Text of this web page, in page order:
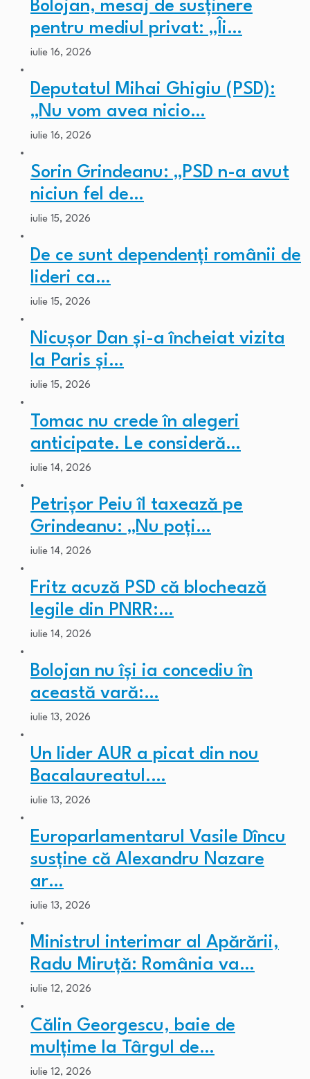
Bolojan, mesaj de susținere
pentru mediul privat: „Îi…
iulie 16, 2026
Deputatul Mihai Ghigiu (PSD):
„Nu vom avea nicio…
iulie 16, 2026
Sorin Grindeanu: „PSD n-a avut
niciun fel de…
iulie 15, 2026
De ce sunt dependenți românii de
lideri ca…
iulie 15, 2026
Nicușor Dan și-a încheiat vizita
la Paris și…
iulie 15, 2026
Tomac nu crede în alegeri
anticipate. Le consideră…
iulie 14, 2026
Petrișor Peiu îl taxează pe
Grindeanu: „Nu poți…
iulie 14, 2026
Fritz acuză PSD că blochează
legile din PNRR:…
iulie 14, 2026
Bolojan nu își ia concediu în
această vară:…
iulie 13, 2026
Un lider AUR a picat din nou
Bacalaureatul.…
iulie 13, 2026
Europarlamentarul Vasile Dîncu
susține că Alexandru Nazare
ar…
iulie 13, 2026
Ministrul interimar al Apărării,
Radu Miruță: România va…
iulie 12, 2026
Călin Georgescu, baie de
mulțime la Târgul de…
iulie 12, 2026